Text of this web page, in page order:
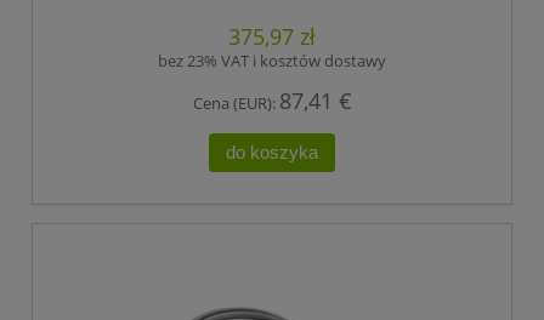
ZŁĄCZA ŻEŃSKIEGO PROSTEGO 7/8 ., LUMBERG
AUTOMATION
375,97 zł
bez 23% VAT i kosztów dostawy
Cena (EUR): 87,41 €
do koszyka